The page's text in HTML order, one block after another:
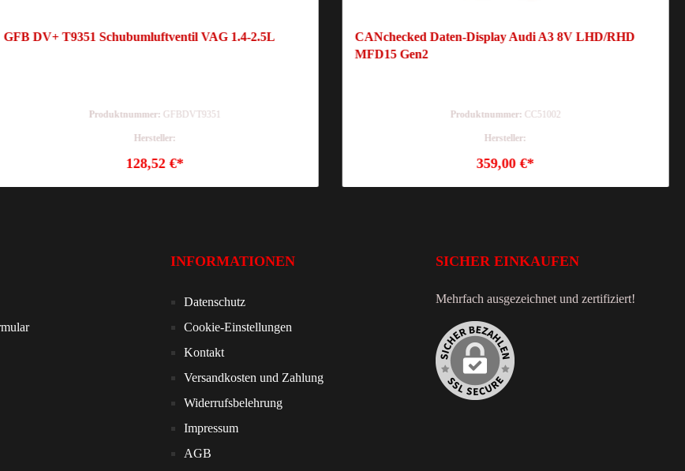
GFB DV+ T9351 Schubumluftventil VAG 1.4-2.5L
Produktnummer: GFBDVT9351
Hersteller:
128,52 €*
CANchecked Daten-Display Audi A3 8V LHD/RHD
MFD15 Gen2
Produktnummer: CC51002
Hersteller:
359,00 €*
INFORMATIONEN
Datenschutz
Cookie-Einstellungen
Kontakt
Versandkosten und Zahlung
Widerrufsbelehrung
Impressum
AGB
SICHER EINKAUFEN
Mehrfach ausgezeichnet und zertifiziert!